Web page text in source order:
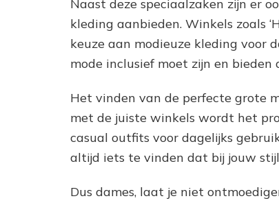
Naast deze speciaalzaken zijn er
kleding aanbieden. Winkels zoals
keuze aan modieuze kleding voor
mode inclusief moet zijn en
Het vinden van de perfecte grote
met de juiste winkels wordt het
casual outfits voor dagelijks
altijd iets te vinden dat bij jouw
Dus dames, laat je niet